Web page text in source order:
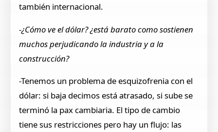
también internacional.
-¿Cómo ve el dólar? ¿está barato como sostienen
muchos perjudicando la industria y a la
construcción?
-Tenemos un problema de esquizofrenia con el
dólar: si baja decimos está atrasado, si sube se
terminó la pax cambiaria. El tipo de cambio
tiene sus restricciones pero hay un flujo: las